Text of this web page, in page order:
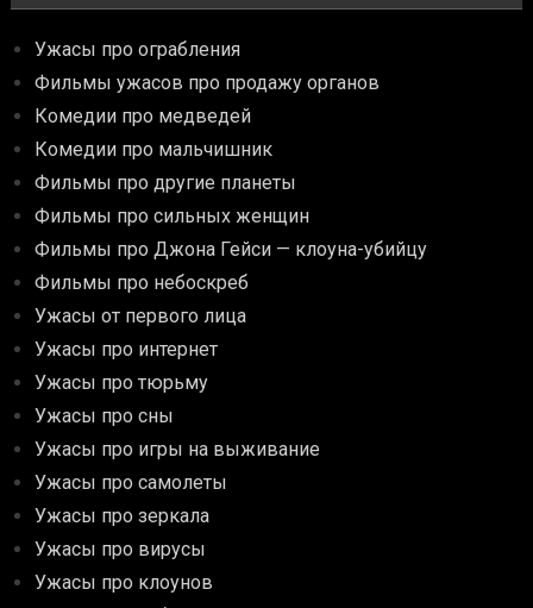
Ужасы про ограбления
Фильмы ужасов про продажу органов
Комедии про медведей
Комедии про мальчишник
Фильмы про другие планеты
Фильмы про сильных женщин
Фильмы про Джона Гейси — клоуна-убийцу
Фильмы про небоскреб
Ужасы от первого лица
Ужасы про интернет
Ужасы про тюрьму
Ужасы про сны
Ужасы про игры на выживание
Ужасы про самолеты
Ужасы про зеркала
Ужасы про вирусы
Ужасы про клоунов